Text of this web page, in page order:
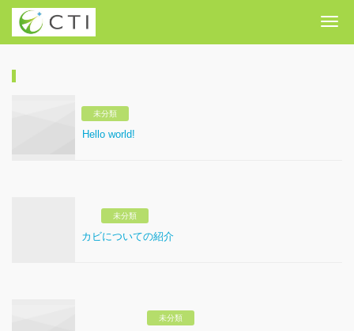
未分類
Hello world!
未分類
カビについての紹介
未分類